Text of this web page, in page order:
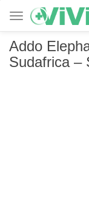
TOGGLE
Addo
Sudafrica –